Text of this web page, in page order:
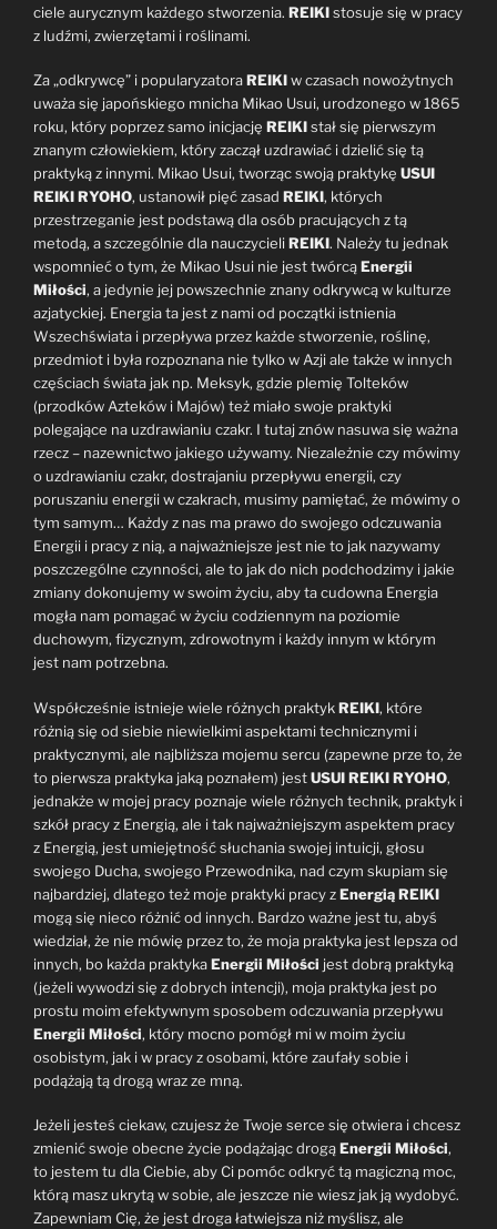
ciele aurycznym każdego stworzenia. REIKIstosuje się w pracy
z ludźmi, zwierzętami i roślinami.
Za „odkrywcę” i popularyzatoraREIKIw czasach nowożytnych
uważa się japońskiego mnicha Mikao Usui, urodzonego w 1865
roku, który poprzez samo inicjację REIKIstał się pierwszym
znanym człowiekiem, który zaczął uzdrawiać i dzielić się tą
praktyką z innymi. Mikao Usui, tworząc swoją praktykę USUI
REIKI RYOHO, ustanowił pięć zasad REIKI, których
przestrzeganie jest podstawą dla osób pracujących z tą
metodą, a szczególnie dla nauczycieli REIKI. Należy tu jednak
wspomnieć o tym, że Mikao Usui nie jest twórcąEnergii
Miłości, a jedynie jej powszechnie znany odkrywcą w kulturze
azjatyckiej. Energia ta jest z nami od początki istnienia
Wszechświata i przepływa przez każde stworzenie, roślinę,
przedmiot i była rozpoznana nie tylko w Azji ale także w innych
częściach świata jak np. Meksyk, gdzie plemię Tolteków
(przodków Azteków i Majów) też miało swoje praktyki
polegające na uzdrawianiu czakr. I tutaj znów nasuwa się ważna
rzecz – nazewnictwo jakiego używamy. Niezależnie czy mówimy
o uzdrawianiu czakr, dostrajaniu przepływu energii, czy
poruszaniu energii w czakrach, musimy pamiętać, że mówimy o
tym samym… Każdy z nas ma prawo do swojego odczuwania
Energii i pracy z nią, a najważniejsze jest nie to jak nazywamy
poszczególne czynności, ale to jak do nich podchodzimy i jakie
zmiany dokonujemy w swoim życiu, aby ta cudowna Energia
mogła nam pomagać w życiu codziennym na poziomie
duchowym, fizycznym, zdrowotnym i każdy innym w którym
jest nam potrzebna.
Współcześnie istnieje wiele różnych praktykREIKI, które
różnią się od siebie niewielkimi aspektami technicznymi i
praktycznymi, ale najbliższa mojemu sercu (zapewne prze to, że
to pierwsza praktyka jaką poznałem) jestUSUI REIKI RYOHO,
jednakże w mojej pracy poznaje wiele różnych technik, praktyk i
szkół pracy z Energią, ale i tak najważniejszym aspektem pracy
z Energią, jest umiejętność słuchania swojej intuicji, głosu
swojego Ducha, swojego Przewodnika, nad czym skupiam się
najbardziej, dlatego też moje praktyki pracy zEnergią REIKI
mogą się nieco różnić od innych. Bardzo ważne jest tu, abyś
wiedział, że nie mówię przez to, że moja praktyka jest lepsza od
innych, bo każda praktykaEnergii Miłości jest dobrą praktyką
(jeżeli wywodzi się z dobrych intencji), moja praktyka jest po
prostu moim efektywnym sposobem odczuwania przepływu
Energii Miłości, który mocno pomógł mi w moim życiu
osobistym, jak i w pracy z osobami, które zaufały sobie i
podążają tą drogą wraz ze mną.
Jeżeli jesteś ciekaw, czujesz że Twoje serce się otwiera i chcesz
zmienić swoje obecne życie podążając drogąEnergii Miłości,
to jestem tu dla Ciebie, aby Ci pomóc odkryć tą magiczną moc,
którą masz ukrytą w sobie, ale jeszcze nie wiesz jak ją wydobyć.
Zapewniam Cię, że jest droga łatwiejsza niż myślisz, ale